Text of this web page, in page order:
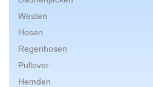
Westen
Hosen
Regenhosen
Pullover
Hemden